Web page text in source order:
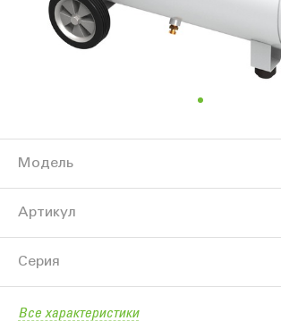
Модель
Артикул
Серия
Все характеристики